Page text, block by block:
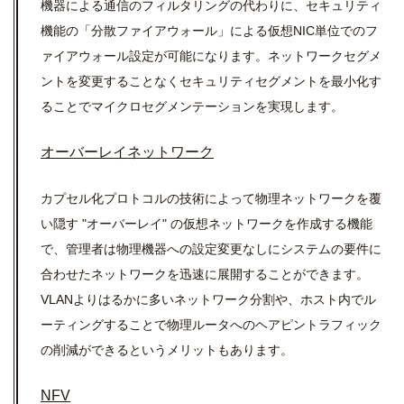
機器による通信のフィルタリングの代わりに、セキュリティ
機能の「分散ファイアウォール」による仮想NIC単位でのフ
ァイアウォール設定が可能になります。ネットワークセグメ
ントを変更することなくセキュリティセグメントを最小化す
ることでマイクロセグメンテーションを実現します。
オーバーレイネットワーク
カプセル化プロトコルの技術によって物理ネットワークを覆
い隠す "オーバーレイ" の仮想ネットワークを作成する機能
で、管理者は物理機器への設定変更なしにシステムの要件に
合わせたネットワークを迅速に展開することができます。
VLANよりはるかに多いネットワーク分割や、ホスト内でル
ーティングすることで物理ルータへのヘアピントラフィック
の削減ができるというメリットもあります。
NFV